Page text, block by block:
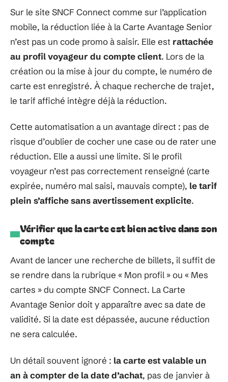
Sur le site SNCF Connect comme sur l’application
mobile, la réduction liée à la Carte Avantage Senior
n’est pas un code promo à saisir. Elle est rattachée
au profil voyageur du compte client. Lors de la
création ou la mise à jour du compte, le numéro de
carte est enregistré. À chaque recherche de trajet,
le tarif affiché intègre déjà la réduction.
Cette automatisation a un avantage direct : pas de
risque d’oublier de cocher une case ou de rater une
réduction. Elle a aussi une limite. Si le profil
voyageur n’est pas correctement renseigné (carte
expirée, numéro mal saisi, mauvais compte), le tarif
plein s’affiche sans avertissement explicite.
Vérifier que la carte est bien active dans son
compte
Avant de lancer une recherche de billets, il suffit de
se rendre dans la rubrique « Mon profil » ou « Mes
cartes » du compte SNCF Connect. La Carte
Avantage Senior doit y apparaître avec sa date de
validité. Si la date est dépassée, aucune réduction
ne sera calculée.
Un détail souvent ignoré : la carte est valable un
an à compter de la date d’achat, pas de janvier à